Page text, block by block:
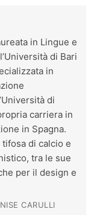
in Lingue e
di Bari
in
di
carriera in
in Spagna.
di calcio e
tra le sue
per il design e
CARULLI